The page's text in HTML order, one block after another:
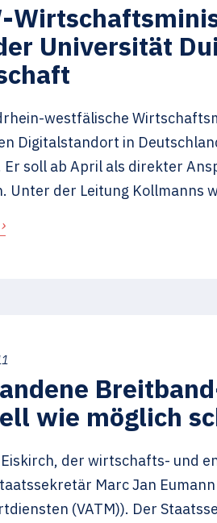
Universität
westfälische
Digitalstandort in
soll ab April als direkter
Unter der Leitung Kollmanns
›
wie möglich
der wirtschafts- und
Marc Jan
(VATM)). Der